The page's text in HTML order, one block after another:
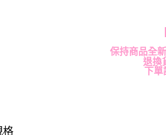
保持商品全
退換
下
格